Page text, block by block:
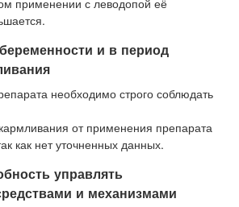
применении с леводопой её
и в период
необходимо строго соблюдать
от применения препарата
как нет уточненных данных.
управлять
и механизмами